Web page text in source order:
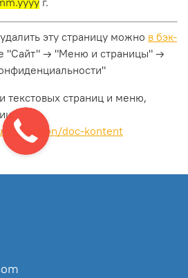
эту страницу можно в бэк-
"Сайт" → "Меню и страницы" →
текстовых страниц и меню,
collection/doc-kontent